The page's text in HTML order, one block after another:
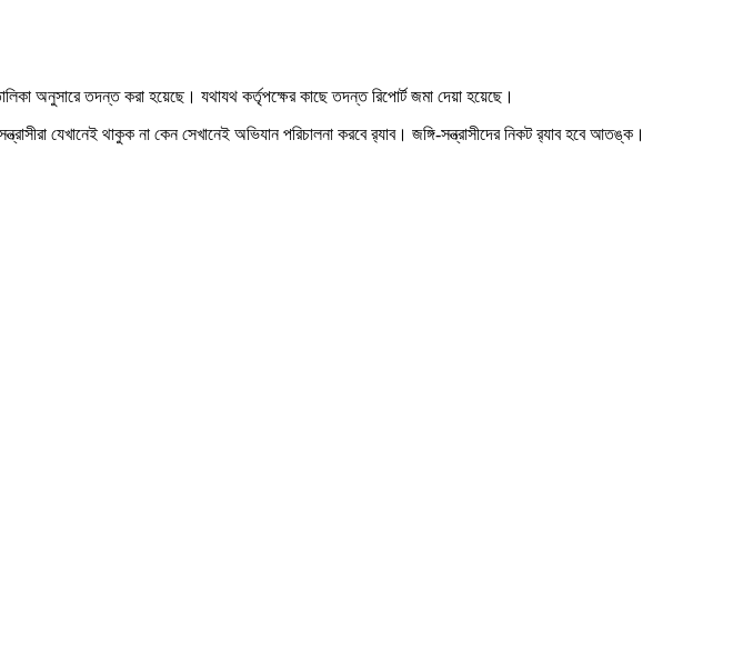
অনুসারে তদন্ত করা হয়েছে। যথাযথ কর্তৃপক্ষের কাছে তদন্ত রিপোর্ট জমা দেয়া হয়েছে।
যেখানেই থাকুক না কেন সেখানেই অভিযান পরিচালনা করবে র‍্যাব। জঙ্গি-সন্ত্রাসীদের নিকট র‍্যাব হবে আতঙ্ক।